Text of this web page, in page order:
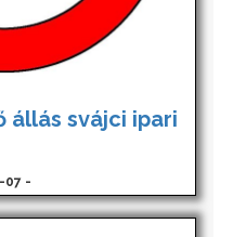
állás svájci ipari
07 -